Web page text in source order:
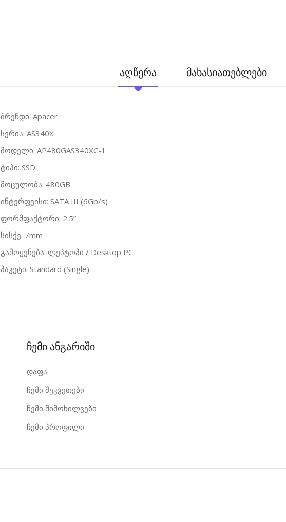
აღწერა მახასიათებლები
ბრენდი: Apacer
სერია: AS340X
მოდელი: AP480GAS340XC-1
ტიპი: SSD
მოცულობა: 480GB
ინტერფეისი: SATA III (6Gb/s)
ფორმფაქტორი: 2.5”
სისქე: 7mm
გამოყენება: ლეპტოპი / Desktop PC
პაკეტი: Standard (Single)
ჩემი ანგარიში
დაფა
ჩემი შეკვეთები
ჩემი მიმოხილვები
ჩემი პროფილი